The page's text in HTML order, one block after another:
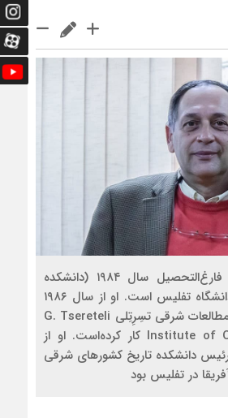
گیورگی سانیکیدزه فارغ‌التحصیل سال ۱۹۸۴ (دانشکده
مطالعات شرقی) دانشگاه تفلیس است. او از سال ۱۹۸۶
تاکنون در مؤسسه مطالعات شرقی تسِرِتِلی G. Tsereteli
Institute of Oriental Studies کار کرده‌است. او از
۱۹۹۶ تا ۲۰۰۲ رئیس دانشکده تاریخ کشورهای شرقی
در تفلیس بود